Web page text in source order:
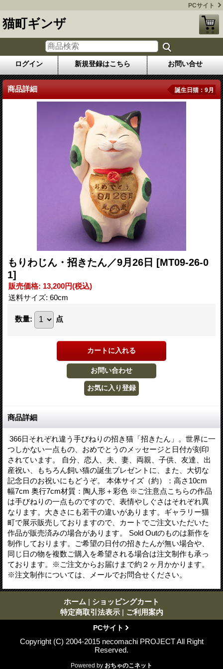
PCサイト
猫町ギンザ
ログイン 新規登録はこちら お問い合せ
商品詳細 誕生日猫：9月
もりわじん・招きたん／9月26日 [MT09-26-0
1]
販売価格: 13,200円(税込)
送料サイズ: 60cm
数量: 点
商品詳細
366日それぞれ違う手びねりの招き猫「招きたん」。世界に一
つしかない一点もの、おめでとうのメッセージと日付が刻印
されています。 自分、恋人、夫、妻、両親、子供、友達、出
産祝い、もちろん飼い猫の誕生プレゼントに、また、大切な
記念日のお祝いにもどうぞ。 本体サイズ（約）：高さ10cm
幅7cm 奥行7cm材質：陶人形＋彩色 ※ご注意点こちらの作品
は手びねりの一点ものですので、表情やしぐさはそれぞれ異
なります。大きさにも若干の違いがあります。ギャラリー猫
町で展示販売しておりますので、カートでご注文いただいた
作品が販売済みの場合があります。 Sold Outのものは新作を
制作しております。ご希望の日付の招きたんが無い場合や、
同じ日の物を複数ご購入を希望される場合は注文制作も承っ
ております。※ご注文からお届けまで約２ヶ月かかります。
※注文制作については、メールでお問合せください。
ホーム | ショッピングカート
特定商取引法表示 | ご利用案内
PCサイト
Copyright (C) 2004-2015 necomachi PROJECT All Right
Reserved.
Powered by おちゃのこネット